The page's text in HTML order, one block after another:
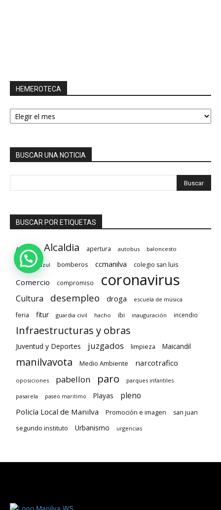
HEMEROTECA
HEMEROTECA
BUSCAR UNA NOTICIA
BUSCAR POR ETIQUETAS
ACEMCE Alcaldia apertura autobus baloncesto
bandera azul bomberos ccmanilva colegio san luis
Comercio compromiso coronavirus
Cultura desempleo droga escuela de música
feria fitur guardia civil hacho ibi inauguración incendio
Infraestructuras y obras
Juventud y Deportes juzgados limpieza Maicandil
manilvavota Medio Ambiente narcotrafico
oposiciones pabellon paro parques infantiles
pasarela paseo maritimo Playas pleno
Policía Local de Manilva Promoción e imagen san juan
segundo instituto Urbanismo urgencias